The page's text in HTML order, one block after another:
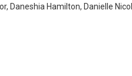
Daneshia Hamilton, Danielle